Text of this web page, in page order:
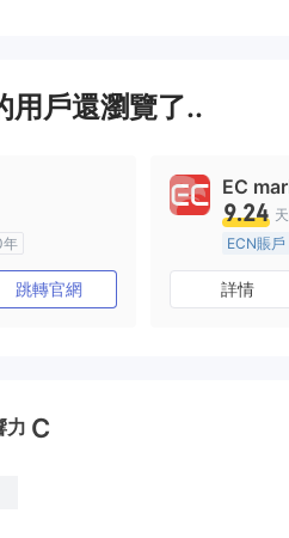
用戶還瀏覽了..
年
牌照 (MM)
跳轉官網
EC
9.24
ECN賬戶
澳大利亞
主標MT4
詳情
力 C